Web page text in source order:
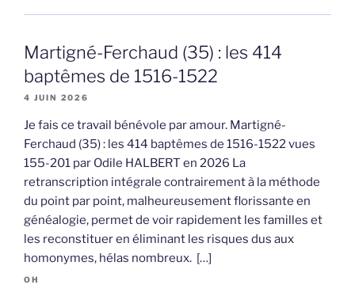
Martigné-Ferchaud (35) : les 414
baptêmes de 1516-1522
4 JUIN 2026
Je fais ce travail bénévole par amour. Martigné-
Ferchaud (35) : les 414 baptêmes de 1516-1522 vues
155-201 par Odile HALBERT en 2026 La
retranscription intégrale contrairement à la méthode
du point par point, malheureusement florissante en
généalogie, permet de voir rapidement les familles et
les reconstituer en éliminant les risques dus aux
homonymes, hélas nombreux. […]
OH